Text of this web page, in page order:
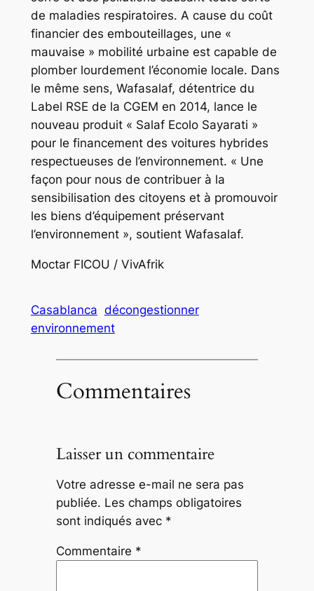
de maladies respiratoires. A cause du coût
financier des embouteillages, une «
mauvaise » mobilité urbaine est capable de
plomber lourdement l’économie locale. Dans
le même sens, Wafasalaf, détentrice du
Label RSE de la CGEM en 2014, lance le
nouveau produit « Salaf Ecolo Sayarati »
pour le financement des voitures hybrides
respectueuses de l’environnement. « Une
façon pour nous de contribuer à la
sensibilisation des citoyens et à promouvoir
les biens d’équipement préservant
l’environnement », soutient Wafasalaf.
Moctar FICOU / VivAfrik
Casablanca décongestionner
environnement
Commentaires
Laisser un commentaire
Votre adresse e-mail ne sera pas
publiée. Les champs obligatoires
sont indiqués avec *
Commentaire *